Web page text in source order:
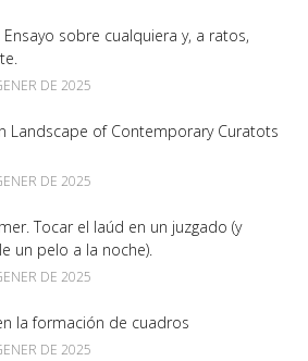
Ensayo sobre cualquiera y, a ratos,
DE 2025
Landscape of Contemporary Curatots
DE 2025
Tocar el laúd en un juzgado (y
un pelo a la noche).
DE 2025
la formación de cuadros
DE 2025